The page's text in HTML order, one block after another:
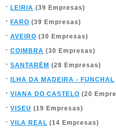
LEIRIA (39 Empresas)
FARO (39 Empresas)
AVEIRO (30 Empresas)
COIMBRA (30 Empresas)
SANTARÉM (28 Empresas)
ILHA DA MADEIRA - FUNCHAL
VIANA DO CASTELO (20
VISEU (19 Empresas)
VILA REAL (14 Empresas)